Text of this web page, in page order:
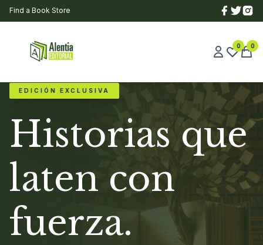
Find a Book Store
0 0
EDICIÓN EXCLUSIVA
Historias que
laten con
fuerza.